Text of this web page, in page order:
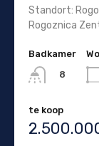
Standort:
Rogoznica
Badkamer
8
te koop